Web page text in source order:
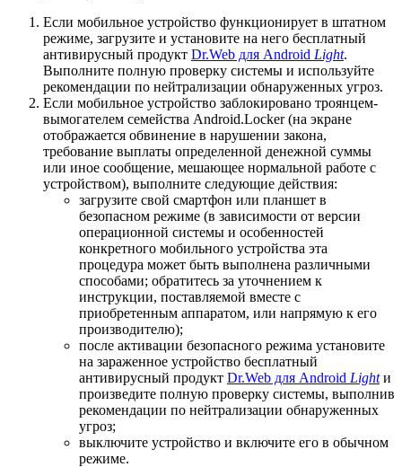
Если мобильное устройство функционирует в штатном
режиме, загрузите и установите на него бесплатный
антивирусный продукт Dr.Web для Android Light.
Выполните полную проверку системы и используйте
рекомендации по нейтрализации обнаруженных угроз.
Если мобильное устройство заблокировано троянцем-
вымогателем семейства Android.Locker (на экране
отображается обвинение в нарушении закона,
требование выплаты определенной денежной суммы
или иное сообщение, мешающее нормальной работе с
устройством), выполните следующие действия:
загрузите свой смартфон или планшет в
безопасном режиме (в зависимости от версии
операционной системы и особенностей
конкретного мобильного устройства эта
процедура может быть выполнена различными
способами; обратитесь за уточнением к
инструкции, поставляемой вместе с
приобретенным аппаратом, или напрямую к его
производителю);
после активации безопасного режима установите
на зараженное устройство бесплатный
антивирусный продукт Dr.Web для Android Lightи
произведите полную проверку системы, выполнив
рекомендации по нейтрализации обнаруженных
угроз;
выключите устройство и включите его в обычном
режиме.